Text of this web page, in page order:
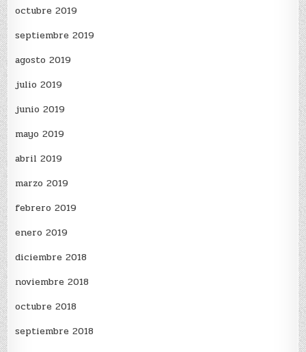
octubre 2019
septiembre 2019
agosto 2019
julio 2019
junio 2019
mayo 2019
abril 2019
marzo 2019
febrero 2019
enero 2019
diciembre 2018
noviembre 2018
octubre 2018
septiembre 2018